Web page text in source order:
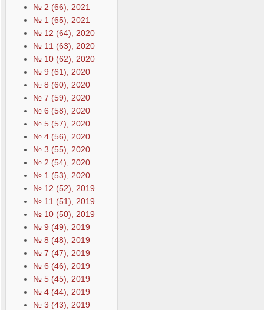
№ 2 (66), 2021
№ 1 (65), 2021
№ 12 (64), 2020
№ 11 (63), 2020
№ 10 (62), 2020
№ 9 (61), 2020
№ 8 (60), 2020
№ 7 (59), 2020
№ 6 (58), 2020
№ 5 (57), 2020
№ 4 (56), 2020
№ 3 (55), 2020
№ 2 (54), 2020
№ 1 (53), 2020
№ 12 (52), 2019
№ 11 (51), 2019
№ 10 (50), 2019
№ 9 (49), 2019
№ 8 (48), 2019
№ 7 (47), 2019
№ 6 (46), 2019
№ 5 (45), 2019
№ 4 (44), 2019
№ 3 (43), 2019